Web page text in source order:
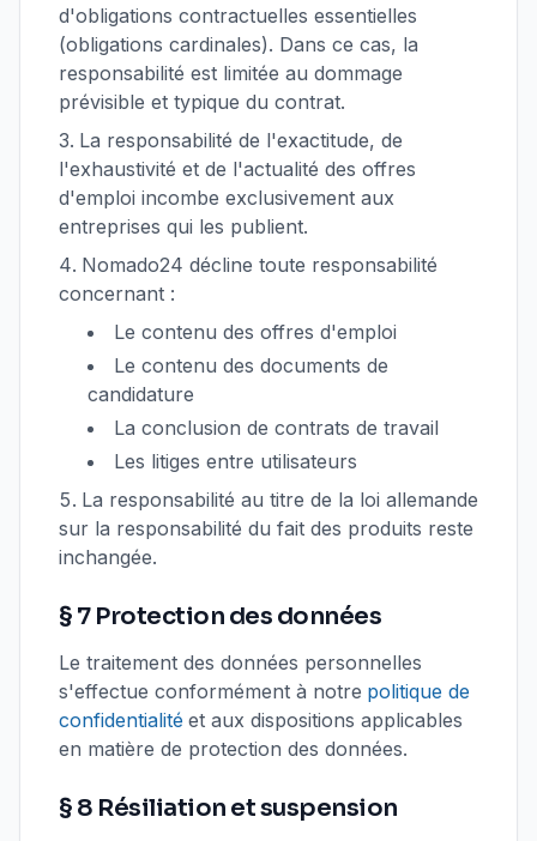
d'obligations contractuelles essentielles
(obligations cardinales). Dans ce cas, la
responsabilité est limitée au dommage
prévisible et typique du contrat.
La responsabilité de l'exactitude, de
l'exhaustivité et de l'actualité des offres
d'emploi incombe exclusivement aux
entreprises qui les publient.
Nomado24 décline toute responsabilité
concernant :
Le contenu des offres d'emploi
Le contenu des documents de
candidature
La conclusion de contrats de travail
Les litiges entre utilisateurs
La responsabilité au titre de la loi allemande
sur la responsabilité du fait des produits reste
inchangée.
§ 7 Protection des données
Le traitement des données personnelles
s'effectue conformément à notre politique de
confidentialité et aux dispositions applicables
en matière de protection des données.
§ 8 Résiliation et suspension